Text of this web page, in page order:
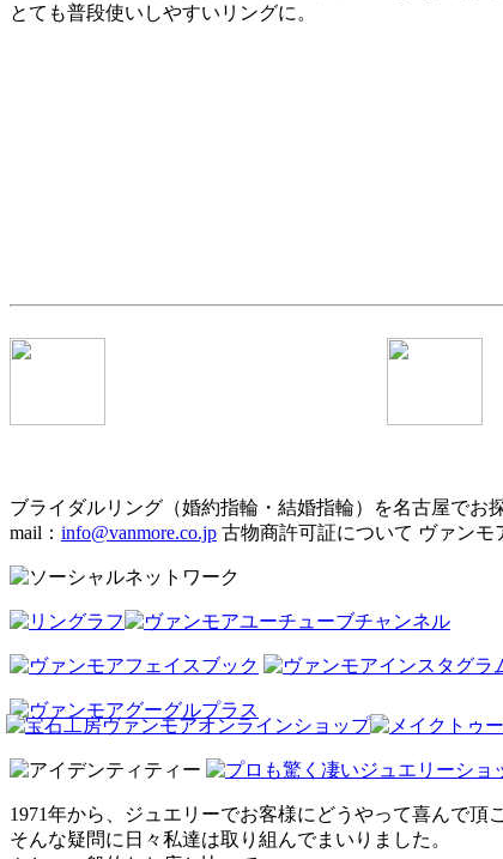
とても普段使いしやすいリングに。
ブライダルリング（婚約指輪・結婚指輪）を名古屋で
mail： info@vanmore.co.jp 古物商許可証について ヴァン
1971年から、ジュエリーでお客様にどうやって喜んで頂
そんな疑問に日々私達は取り組んでまいりました。